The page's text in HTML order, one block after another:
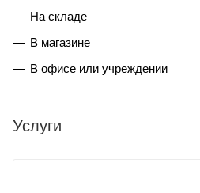
На складе
В магазине
В офисе или учреждении
Услуги